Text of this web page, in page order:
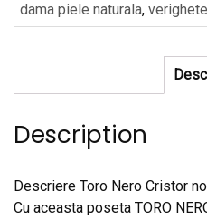
dama piele naturala,
Description
Descriere Toro Nero Cristor
Cu aceasta poseta TORO